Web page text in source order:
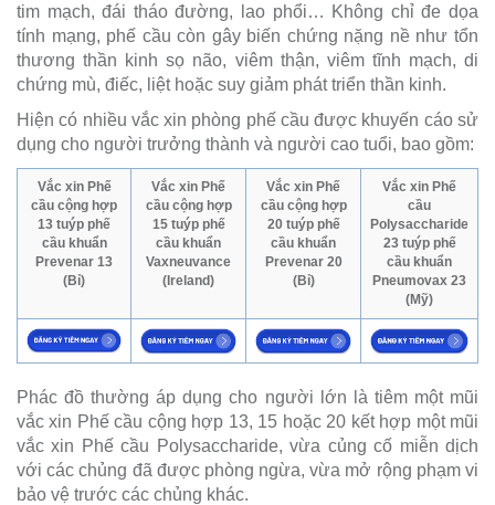
tim mạch, đái tháo đường, lao phổi… Không chỉ đe dọa
tính mạng, phế cầu còn gây biến chứng nặng nề như tổn
thương thần kinh sọ não, viêm thận, viêm tĩnh mạch, di
chứng mù, điếc, liệt hoặc suy giảm phát triển thần kinh.
Hiện có nhiều vắc xin phòng phế cầu được khuyến cáo sử
dụng cho người trưởng thành và người cao tuổi, bao gồm:
Vắc xin Phế
cầu cộng hợp
13 tuýp phế
cầu khuẩn
Prevenar 13
(Bỉ)
Vắc xin Phế
cầu cộng hợp
15 tuýp phế
cầu khuẩn
Vaxneuvance
(Ireland)
Vắc xin Phế
cầu cộng hợp
20 tuýp phế
cầu khuẩn
Prevenar 20
(Bỉ)
Vắc xin Phế
cầu
Polysaccharide
23 tuýp phế
cầu khuẩn
Pneumovax 23
(Mỹ)
Phác đồ thường áp dụng cho người lớn là tiêm một mũi
vắc xin Phế cầu cộng hợp 13, 15 hoặc 20 kết hợp một mũi
vắc xin Phế cầu Polysaccharide, vừa củng cố miễn dịch
với các chủng đã được phòng ngừa, vừa mở rộng phạm vi
bảo vệ trước các chủng khác.